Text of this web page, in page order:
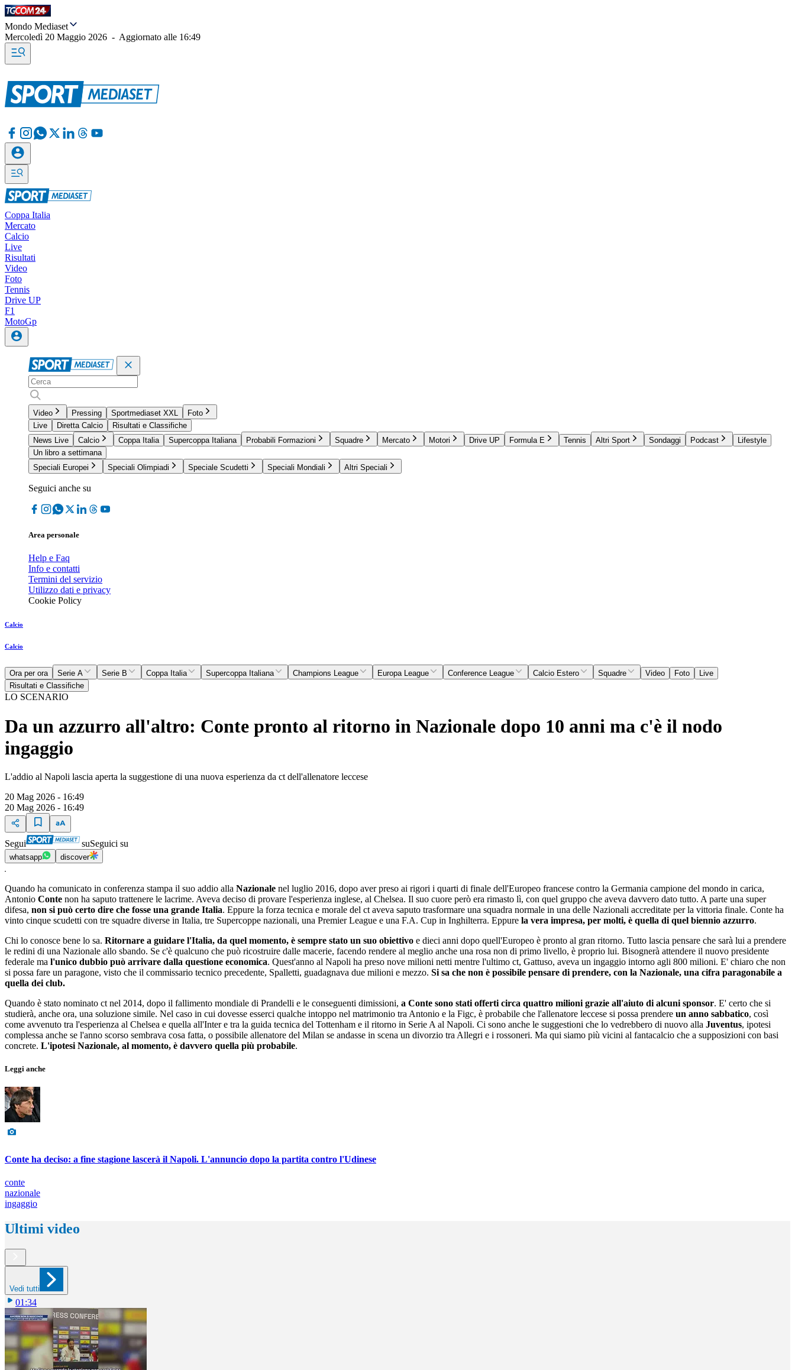
Mondo Mediaset
Mercoledì 20 Maggio 2026 - Aggiornato alle 16:49
Coppa Italia
Mercato
Calcio
Live
Risultati
Video
Foto
Tennis
Drive UP
F1
MotoGp
Video Pressing Sportmediaset XXL
Foto
Live
Diretta Calcio
Risultati e Classifiche
News Live
Calcio Coppa Italia Supercoppa Italiana Probabili Formazioni Squadre Mercato Motori Drive UP Formula E Tennis Altri Sport Sondaggi Podcast
Lifestyle
Un libro a settimana
Speciali Europei
Speciali Olimpiadi Speciale Scudetti Speciali Mondiali Altri Speciali
Seguici anche su
Area personale
Help e Faq
Info e contatti
Termini del servizio
Utilizzo dati e privacy
Cookie Policy
Calcio
Calcio
Ora per ora Serie A Serie B Coppa Italia Supercoppa Italiana Champions League Europa League Conference League Calcio Estero Squadre Video Foto
Live
Risultati e Classifiche
LO SCENARIO
Da un azzurro all'altro: Conte pronto al ritorno in Nazionale dopo 10 anni ma c'è il nodo
ingaggio
L'addio al Napoli lascia aperta la suggestione di una nuova esperienza da ct dell'allenatore leccese
20 Mag 2026 - 16:49
20 Mag 2026 - 16:49
Segui suSeguici su
whatsapp discover
Quando ha comunicato in conferenza stampa il suo addio alla Nazionale nel luglio 2016, dopo aver preso ai rigori i quarti di finale dell'Europeo francese contro la Germania campione del mondo in carica,
Antonio Conte non ha saputo trattenere le lacrime. Aveva deciso di provare l'esperienza inglese, al Chelsea. Il suo cuore però era rimasto lì, con quel gruppo che aveva davvero dato tutto. A parte una super
difesa, non si può certo dire che fosse una grande Italia. Eppure la forza tecnica e morale del ct aveva saputo trasformare una squadra normale in una delle Nazionali accreditate per la vittoria finale. Conte ha
vinto cinque scudetti con tre squadre diverse in Italia, tre Supercoppe nazionali, una Premier League e una F.A. Cup in Inghilterra. Eppure la vera impresa, per molti, è quella di quel biennio azzurro.
Chi lo conosce bene lo sa. Ritornare a guidare l'Italia, da quel momento, è sempre stato un suo obiettivo e dieci anni dopo quell'Europeo è pronto al gran ritorno. Tutto lascia pensare che sarà lui a prendere
le redini di una Nazionale allo sbando. Se c'è qualcuno che può ricostruire dalle macerie, facendo rendere al meglio anche una rosa non di primo livello, è proprio lui. Bisognerà attendere il nuovo presidente
federale ma l'unico dubbio può arrivare dalla questione economica. Quest'anno al Napoli ha preso nove milioni netti mentre l'ultimo ct, Gattuso, aveva un ingaggio intorno agli 800 milioni. E' chiaro che non
si possa fare un paragone, visto che il commissario tecnico precedente, Spalletti, guadagnava due milioni e mezzo. Si sa che non è possibile pensare di prendere, con la Nazionale, una cifra paragonabile a
quella dei club.
Quando è stato nominato ct nel 2014, dopo il fallimento mondiale di Prandelli e le conseguenti dimissioni, a Conte sono stati offerti circa quattro milioni grazie all'aiuto di alcuni sponsor. E' certo che si
studierà, anche ora, una soluzione simile. Nel caso in cui dovesse esserci qualche intoppo nel matrimonio tra Antonio e la Figc, è probabile che l'allenatore leccese si possa prendere un anno sabbatico, così
come avvenuto tra l'esperienza al Chelsea e quella all'Inter e tra la guida tecnica del Tottenham e il ritorno in Serie A al Napoli. Ci sono anche le suggestioni che lo vedrebbero di nuovo alla Juventus, ipotesi
complessa anche se l'anno scorso sembrava cosa fatta, o possibile allenatore del Milan se andasse in scena un divorzio tra Allegri e i rossoneri. Ma qui siamo più vicini al fantacalcio che a supposizioni con basi
concrete. L'ipotesi Nazionale, al momento, è davvero quella più probabile.
Leggi anche
Conte ha deciso: a fine stagione lascerà il Napoli. L'annuncio dopo la partita contro l'Udinese
conte
nazionale
ingaggio
Ultimi video
Vedi tutti
01:34